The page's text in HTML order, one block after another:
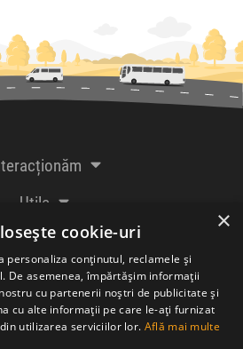
Utile
De la creatorii
Acceptăm plăți cu
×
cookie-uri
personaliza conținutul, reclamele și
De asemenea, împărtășim informații
cu partenerii noștri de publicitate și
cu alte informații pe care le-ați furnizat
utilizarea serviciilor lor. Află mai multe